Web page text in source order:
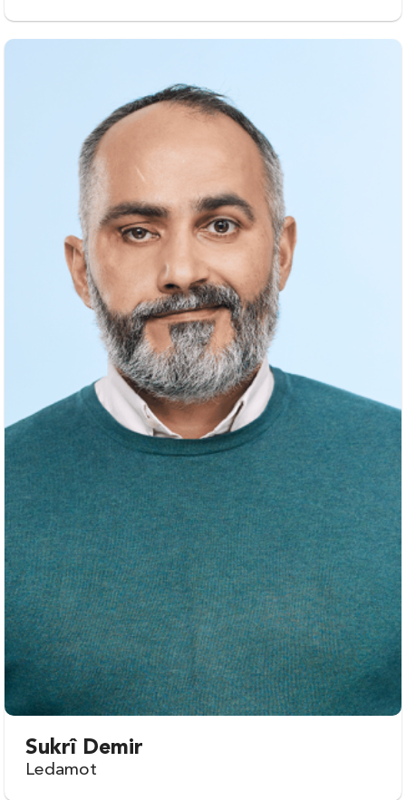
Sukrî Demir
Ledamot